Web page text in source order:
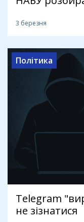
3 березня
Політика
Telegram
не зізнатися